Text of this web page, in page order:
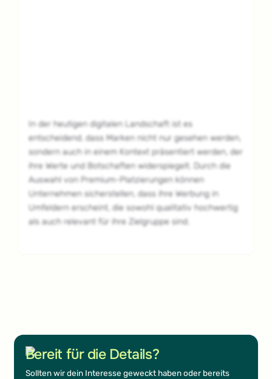
In der heutigen digitalen Landschaft ist es
entscheidend, dass Marken nicht nur gesehen werden,
sondern auch in einem Kontext präsentiert werden, der
ihre Werte und Botschaften widerspiegelt. Durch die
Auswahl von Premium-Platzierungen können
Unternehmen sicherstellen, dass ihre Werbung in
Umfeldern erscheint, die sowohl qualitativ hochwertig
als auch relevant für ihre Zielgruppe sind.
Bereit für die Details?
Sollten wir dein Interesse geweckt haben oder bereits